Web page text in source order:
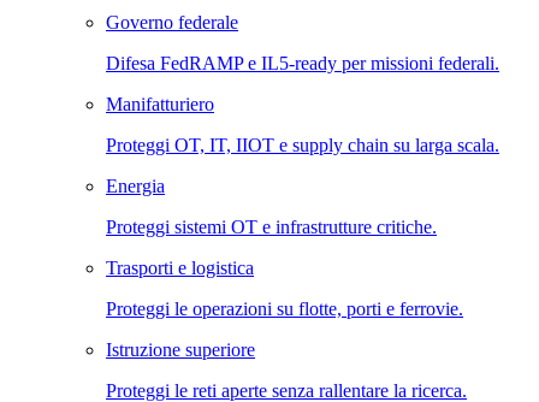
Governo federale
Difesa FedRAMP e IL5-ready per missioni federali.
Manifatturiero
Proteggi OT, IT, IIOT e supply chain su larga scala.
Energia
Proteggi sistemi OT e infrastrutture critiche.
Trasporti e logistica
Proteggi le operazioni su flotte, porti e ferrovie.
Istruzione superiore
Proteggi le reti aperte senza rallentare la ricerca.